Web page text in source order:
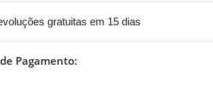
gratuitas em 15 dias
Pagamento: